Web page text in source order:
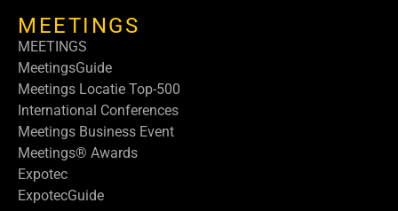
MEETINGS
MEETINGS
MeetingsGuide
Meetings Locatie Top-500
International Conferences
Meetings Business Event
Meetings® Awards
Expotec
ExpotecGuide